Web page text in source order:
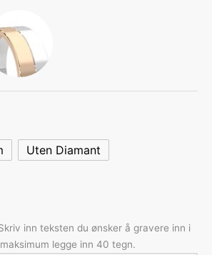
Uten Diamant
inn teksten du ønsker å gravere inn i
legge inn 40 tegn.